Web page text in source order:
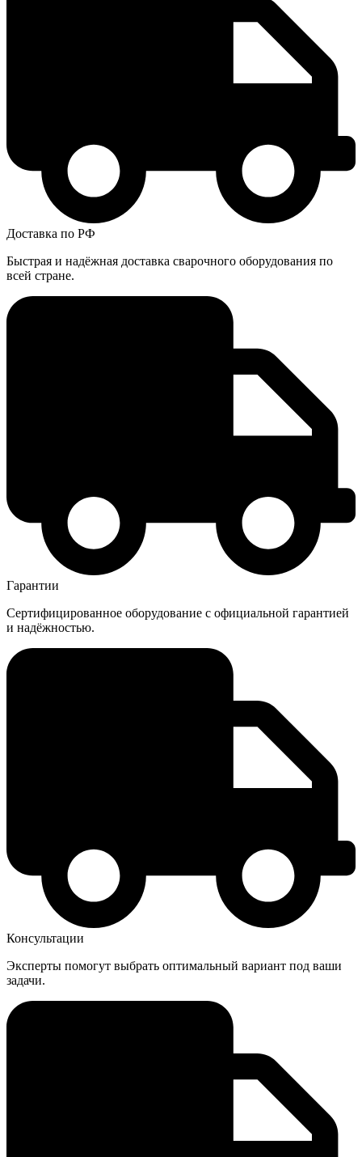
Доставка по РФ
Быстрая и надёжная доставка сварочного оборудования по
всей стране.
Гарантии
Сертифицированное оборудование с официальной гарантией
и надёжностью.
Консультации
Эксперты помогут выбрать оптимальный вариант под ваши
задачи.